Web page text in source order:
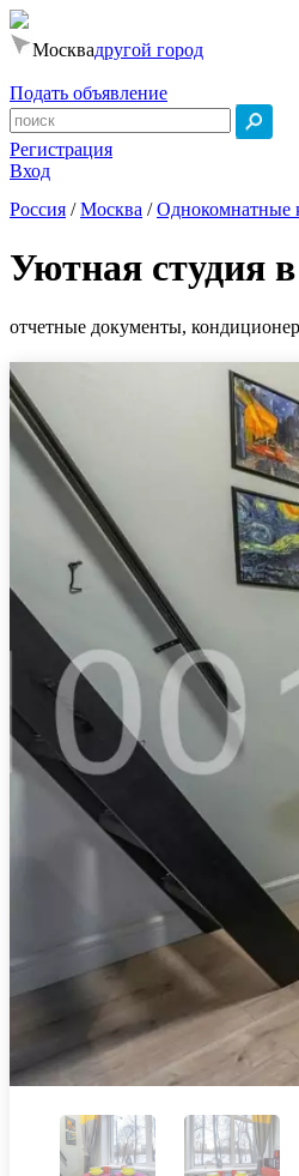
Москвадругой город
Подать объявление
Регистрация
Вход
Россия /Москва /Однокомнатные
Уютная студия
отчетные документы,